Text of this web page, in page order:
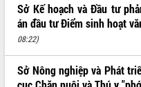
THÔNG TIN CHỈ ĐẠO ĐIỀU HÀNH
VĂN BẢN HĐND TỈNH
Sở Kế hoạch và Đầu tư
án đầu tư Điểm sinh hoạt
08:22)
Sở Nông nghiệp và Phát